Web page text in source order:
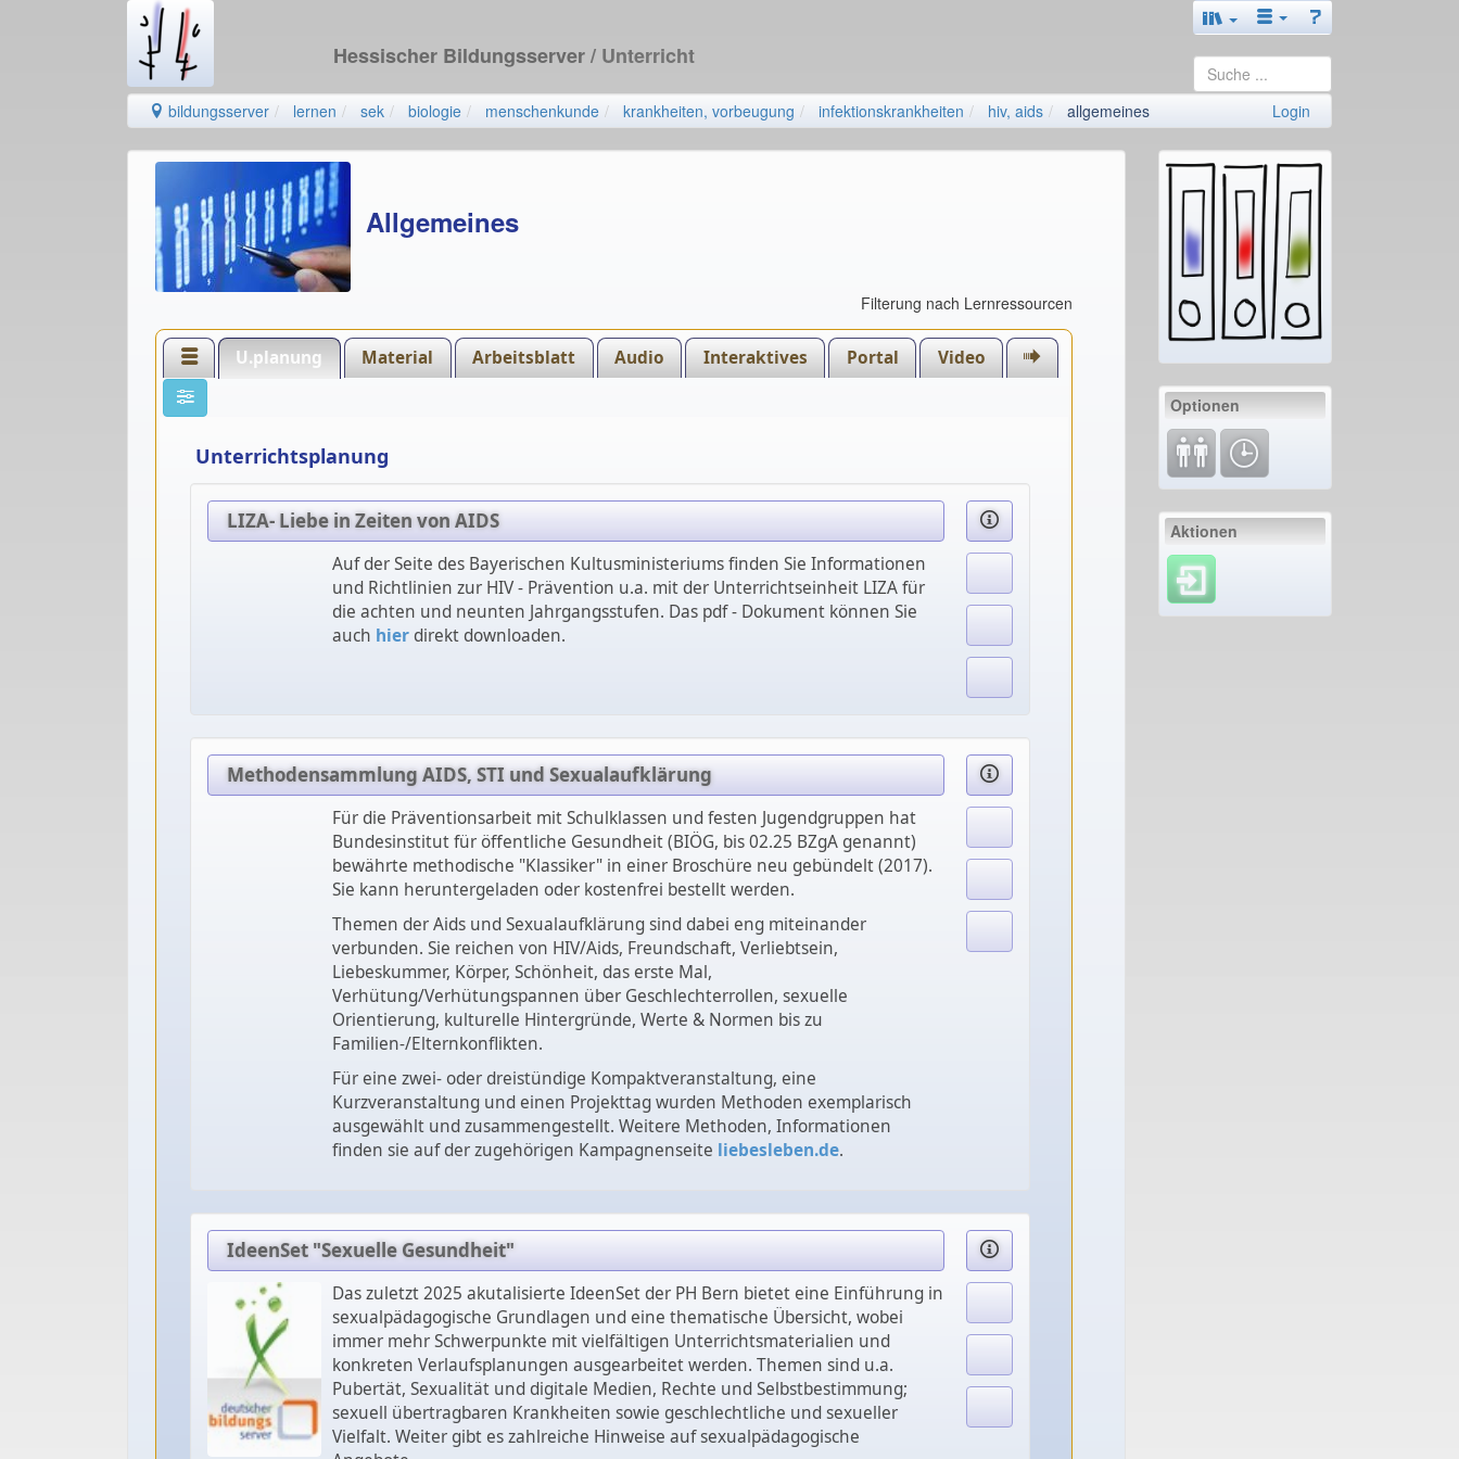
Hessischer Bildungsserver/ Unterricht
bildungsserver lernen sek biologie menschenkunde krankheiten, vorbeugung infektionskrankheiten hiv, aids allgemeines Login
Allgemeines
Filterung nach Lernressourcen
U.planung Material Arbeitsblatt Audio Interaktives Portal Video
Unterrichtsplanung
LIZA- Liebe in Zeiten von AIDS
Auf der Seite des Bayerischen Kultusministeriums finden Sie Informationen
und Richtlinien zur HIV - Prävention u.a. mit der Unterrichtseinheit LIZA für
die achten und neunten Jahrgangsstufen. Das pdf - Dokument können Sie
auch hierdirekt downloaden.
Methodensammlung AIDS, STI und Sexualaufklärung
Für die Präventionsarbeit mit Schulklassen und festen Jugendgruppen hat
Bundesinstitut für öffentliche Gesundheit (BIÖG, bis 02.25 BZgA genannt)
bewährte methodische "Klassiker" in einer Broschüre neu gebündelt (2017).
Sie kann heruntergeladen oder kostenfrei bestellt werden.
Themen der Aids und Sexualaufklärung sind dabei eng miteinander
verbunden. Sie reichen von HIV/Aids, Freundschaft, Verliebtsein,
Liebeskummer, Körper, Schönheit, das erste Mal,
Verhütung/Verhütungspannen über Geschlechterrollen, sexuelle
Orientierung, kulturelle Hintergründe, Werte & Normen bis zu
Familien-/Elternkonflikten.
Für eine zwei- oder dreistündige Kompaktveranstaltung, eine
Kurzveranstaltung und einen Projekttag wurden Methoden exemplarisch
ausgewählt und zusammengestellt. Weitere Methoden, Informationen
finden sie auf der zugehörigen Kampagnenseite liebesleben.de.
IdeenSet "Sexuelle Gesundheit"
Das zuletzt 2025 akutalisierte IdeenSet der PH Bern bietet eine Einführung in
sexualpädagogische Grundlagen und eine thematische Übersicht, wobei
immer mehr Schwerpunkte mit vielfältigen Unterrichtsmaterialien und
konkreten Verlaufsplanungen ausgearbeitet werden. Themen sind u.a.
Pubertät, Sexualität und digitale Medien, Rechte und Selbstbestimmung;
sexuell übertragbaren Krankheiten sowie geschlechtliche und sexueller
Vielfalt. Weiter gibt es zahlreiche Hinweise auf sexualpädagogische
Optionen
Aktionen